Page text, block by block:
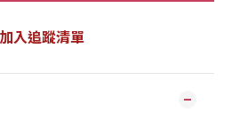
加入追蹤清單